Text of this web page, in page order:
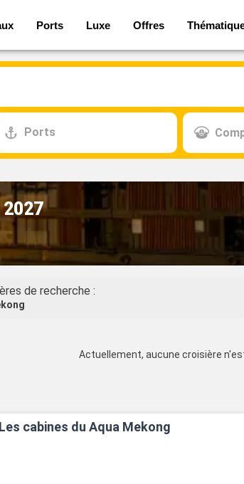
Ports Luxe Offres
Ports
de recherche :
Actuellement, aucune croisière
Les cabines du Aqua Mekong